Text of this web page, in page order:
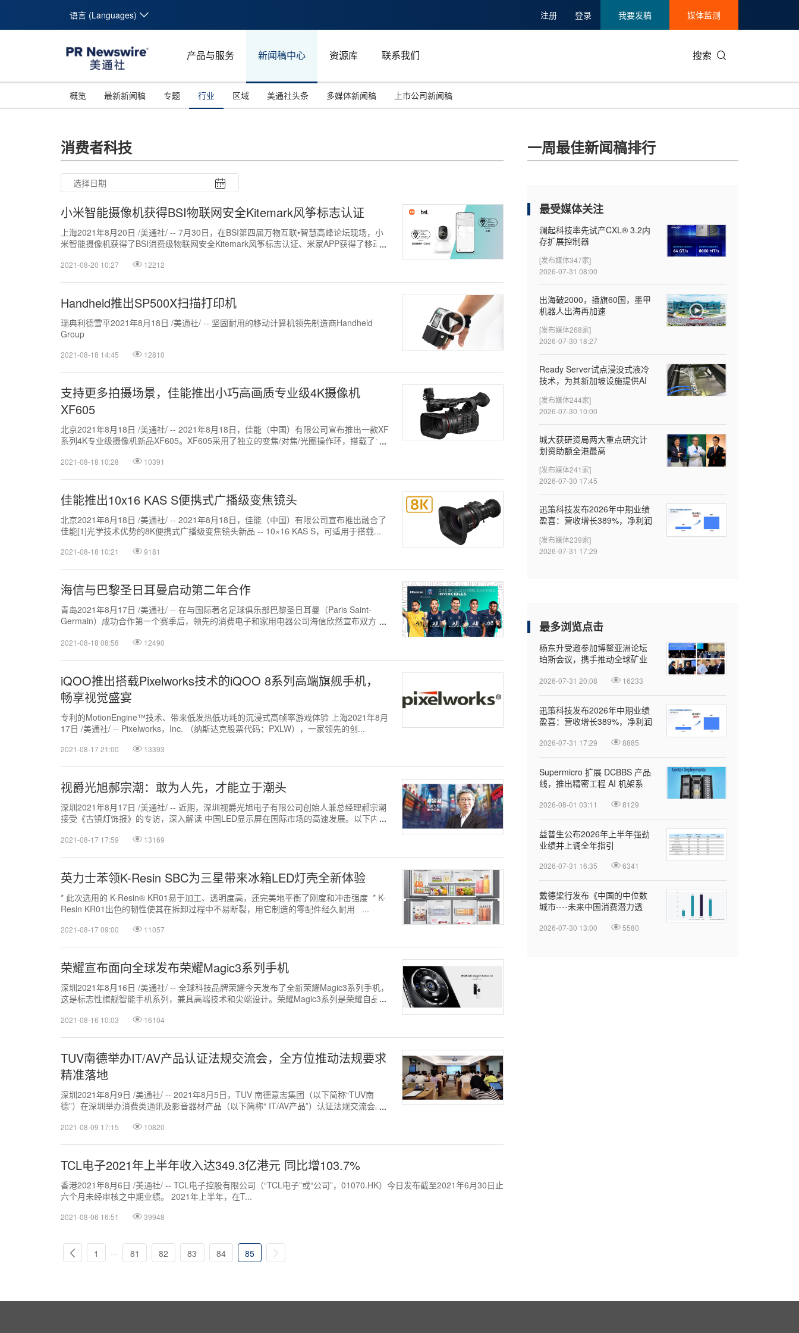
语言 (Languages) 注册 登录 我要发稿 媒体监测
产品与服务 新闻稿中心 资源库 联系我们 搜索
概览 最新新闻稿 专题
碳中和
汉诺威工业博览会
世界杯
行业
娱乐时尚与艺术
广告营销传媒
会展
区域
新加坡
美通社头条 多媒体新闻稿 上市公司新闻稿
消费者科技
26
27
28
29
30
31
1
2
3
4
5
6
7
8
9
10
11
12
13
14
15
16
17
18
19
20
21
22
23
24
25
26
27
28
29
30
31
1
2
3
4
5
小米智能摄像机获得BSI物联网安全Kitemark风筝标志认证
上海2021年8月20日 /美通社/ -- 7月30日，在BSI第四届万物互联•智慧高峰论坛现场，小
米智能摄像机获得了BSI消费级物联网安全Kitemark风筝标志认证、米家APP获得了移动应
2021-08-20 10:27 12212
Handheld推出SP500X扫描打印机
瑞典利德雪平2021年8月18日 /美通社/ -- 坚固耐用的移动计算机领先制造商Handheld
Group
2021-08-18 14:45 12810
支持更多拍摄场景，佳能推出小巧高画质专业级4K摄像机
XF605
北京2021年8月18日 /美通社/ -- 2021年8月18日，佳能（中国）有限公司宣布推出一款XF
系列4K专业级摄像机新品XF605。XF605采用了独立的变焦/对焦/光圈操作环，搭载了1.0
2021-08-18 10:28 10391
佳能推出10x16 KAS S便携式广播级变焦镜头
北京2021年8月18日 /美通社/ -- 2021年8月18日，佳能（中国）有限公司宣布推出融合了
佳能[1]光学技术优势的8K便携式广播级变焦镜头新品 -- 10×16 KAS S，可适用于搭载...
2021-08-18 10:21 9181
海信与巴黎圣日耳曼启动第二年合作
青岛2021年8月17日 /美通社/ -- 在与国际著名足球俱乐部巴黎圣日耳曼（Paris Saint-
Germain）成功合作第一个赛季后，领先的消费电子和家用电器公司海信欣然宣布双方将
2021-08-18 08:58 12490
iQOO推出搭载Pixelworks技术的iQOO 8系列高端旗舰手机，
畅享视觉盛宴
专利的MotionEngine™技术、带来低发热低功耗的沉浸式高帧率游戏体验 上海2021年8月
17日 /美通社/ -- Pixelworks，Inc. （纳斯达克股票代码：PXLW），一家领先的创...
2021-08-17 21:00 13393
视爵光旭郝宗潮：敢为人先，才能立于潮头
深圳2021年8月17日 /美通社/ -- 近期，深圳视爵光旭电子有限公司创始人兼总经理郝宗潮
接受《古镇灯饰报》的专访，深入解读 中国LED显示屏在国际市场的高速发展。以下内容
2021-08-17 17:59 13169
英力士苯领K-Resin SBC为三星带来冰箱LED灯壳全新体验
* 此次选用的 K-Resin® KR01易于加工、透明度高，还完美地平衡了刚度和冲击强度 * K-
Resin KR01出色的韧性使其在拆卸过程中不易断裂，用它制造的零配件经久耐用 ...
2021-08-17 09:00 11057
荣耀宣布面向全球发布荣耀Magic3系列手机
深圳2021年8月16日 /美通社/ -- 全球科技品牌荣耀今天发布了全新荣耀Magic3系列手机，
这是标志性旗舰智能手机系列，兼具高端技术和尖端设计。荣耀Magic3系列是荣耀自品牌
2021-08-16 10:03 16104
TUV南德举办IT/AV产品认证法规交流会，全方位推动法规要求
精准落地
深圳2021年8月9日 /美通社/ -- 2021年8月5日，TUV 南德意志集团（以下简称“TUV南
德”）在深圳举办消费类通讯及影音器材产品（以下简称“ IT/AV产品”）认证法规交流会。
2021-08-09 17:15 10820
TCL电子2021年上半年收入达349.3亿港元 同比增103.7%
香港2021年8月6日 /美通社/ -- TCL电子控股有限公司（“TCL电子”或“公司”，01070.HK）今日发布截至2021年6月30日止
六个月未经审核之中期业绩。 2021年上半年，在T...
2021-08-06 16:51 39948
1 81 82 83 84 85
一周最佳新闻稿排行
最受媒体关注
澜起科技率先试产CXL® 3.2内
存扩展控制器
[发布媒体347家]
2026-07-31 08:00
出海破2000，插旗60国，墨甲
机器人出海再加速
[发布媒体268家]
2026-07-30 18:27
Ready Server试点浸没式液冷
技术，为其新加坡设施提供AI
[发布媒体244家]
2026-07-30 10:00
城大获研资局两大重点研究计
划资助额全港最高
[发布媒体241家]
2026-07-30 17:45
迅策科技发布2026年中期业绩
盈喜：营收增长389%，净利润
擎
[发布媒体239家]
2026-07-31 17:29
最多浏览点击
杨东升受邀参加博鳌亚洲论坛
珀斯会议，携手推动全球矿业
2026-07-31 20:08 16233
迅策科技发布2026年中期业绩
盈喜：营收增长389%，净利润
擎
2026-07-31 17:29 8885
Supermicro 扩展 DCBBS 产品
线，推出精密工程 AI 机架系
2026-08-01 03:11 8129
益普生公布2026年上半年强劲
业绩并上调全年指引
2026-07-31 16:35 6341
戴德梁行发布《中国的中位数
城市----未来中国消费潜力透
2026-07-30 13:00 5580